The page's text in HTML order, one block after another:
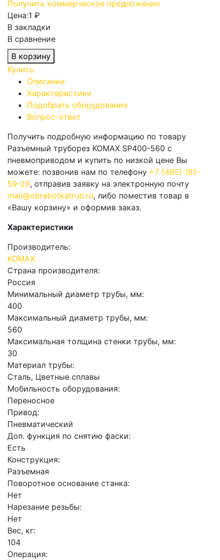
Получить коммерческое предложение
Цена:1 ₽
В закладки
В сравнение
В корзину
Купить
Описание
Характеристики
Подобрать оборудование
Вопрос-ответ
Получить подробную информацию по товару
Разъемный труборез KOMAX SP400-560 с
пневмоприводом и купить по низкой цене Вы
можете: позвонив нам по телефону +7 (495) 181-
59-29, отправив заявку на электронную почту
mail@obrabotkatrub.ru, либо поместив товар в
«Вашу корзину» и оформив заказ.
Характеристики
Производитель:
KOMAX
Страна производителя:
Россия
Минимальный диаметр трубы, мм:
400
Максимальный диаметр трубы, мм:
560
Максимальная толщина стенки трубы, мм:
30
Материал трубы:
Сталь, Цветные сплавы
Мобильность оборудования:
Переносное
Привод:
Пневматический
Доп. функция по снятию фаски:
Есть
Конструкция:
Разъемная
Поворотное основание станка:
Нет
Нарезание резьбы:
Нет
Вес, кг:
104
Операция: